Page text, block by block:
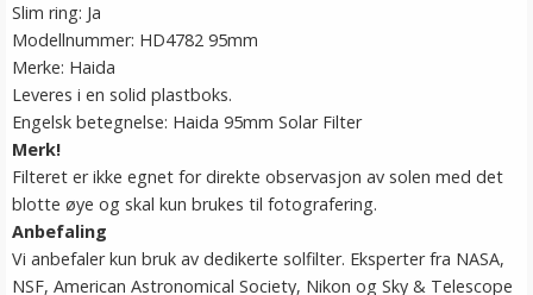
Slim ring: Ja
Modellnummer: HD4782 95mm
Merke: Haida
Leveres i en solid plastboks.
Engelsk betegnelse: Haida 95mm Solar Filter
Merk!
Filteret er ikke egnet for direkte observasjon av solen med det
blotte øye og skal kun brukes til fotografering.
Anbefaling
Vi anbefaler kun bruk av dedikerte solfilter. Eksperter fra NASA,
NSF, American Astronomical Society, Nikon og Sky & Telescope